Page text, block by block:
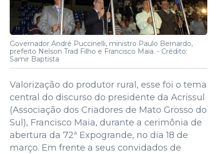
Governador André Puccinelli, ministro Paulo Bernardo,
prefeito Nelson Trad Filho e Francisco Maia. - Crédito:
Samir Baptista
Valorização do produtor rural, esse foi o tema
central do discurso do presidente da Acrissul
(Associação dos Criadores de Mato Grosso do
Sul), Francisco Maia, durante a cerimônia de
abertura da 72ª Expogrande, no dia 18 de
março. Em frente a seus convidados de